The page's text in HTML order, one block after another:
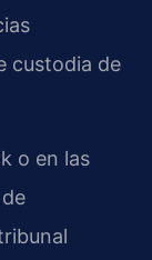
custodia de
o en las